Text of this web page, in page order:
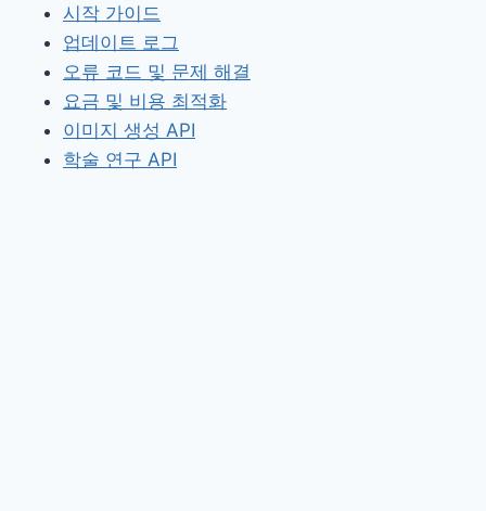
시작 가이드
업데이트 로그
오류 코드 및 문제 해결
요금 및 비용 최적화
이미지 생성 API
학술 연구 API